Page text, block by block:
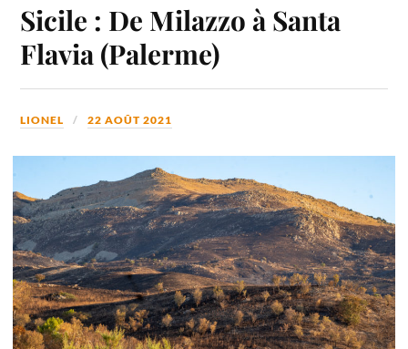
Sicile : De Milazzo à Santa
Flavia (Palerme)
LIONEL 22 AOÛT 2021